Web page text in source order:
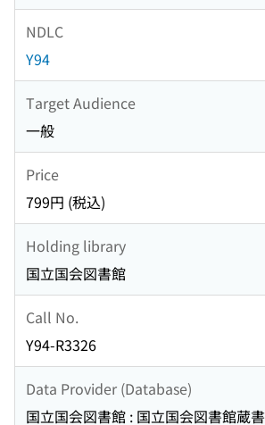
NDLC
Y94
Target Audience
一般
Price
799円 (税込)
Holding library
国立国会図書館
Call No.
Y94-R3326
Data Provider (Database)
国立国会図書館 : 国立国会図書館蔵書